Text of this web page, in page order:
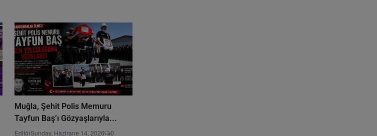
Muğla, Şehit Polis Memuru
Tayfun Baş’ı Gözyaşlarıyla...
EditörSunday, Hazirane 14, 2026 0